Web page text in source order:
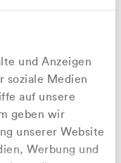
und Anzeigen
soziale Medien
auf unsere
geben wir
unserer Website
Werbung und